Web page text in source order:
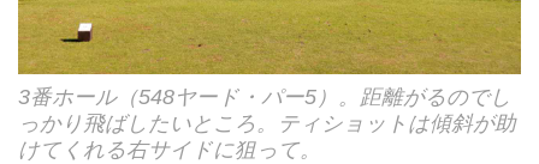
3番ホール（548ヤード・パー5）。距離がるのでし
っかり飛ばしたいところ。ティショットは傾斜が助
けてくれる右サイドに狙って。